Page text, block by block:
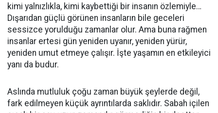
kimi yalnızlıkla, kimi kaybettiği bir insanın özlemiyle…
Dışarıdan güçlü görünen insanların bile geceleri
sessizce yorulduğu zamanlar olur. Ama buna rağmen
insanlar ertesi gün yeniden uyanır, yeniden yürür,
yeniden umut etmeye çalışır. İşte yaşamın en etkileyici
yanı da budur.
Aslında mutluluk çoğu zaman büyük şeylerde değil,
fark edilmeyen küçük ayrıntılarda saklıdır. Sabah içilen